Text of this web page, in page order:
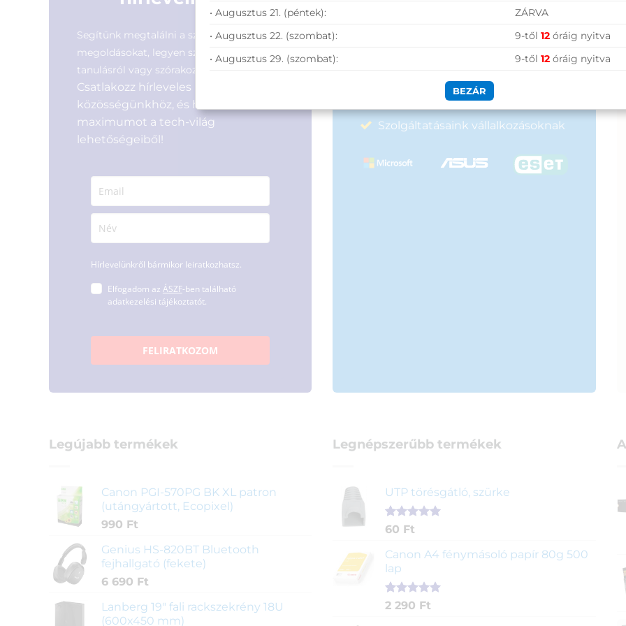
1
Segítünk megtalálni a számodra legjobb
megoldásokat, legyen szó munkáról,
tanulásról vagy szórakozásról!
Csatlakozz hírleveles
közösségünkhöz, és hozd ki a
maximumot a tech-világ
lehetőségeiből!
Hírlevelünkről bármikor leiratkozhatsz.
Elfogadom az ÁSZF-ben található
adatkezelési tájékoztatót.
FELIRATKOZOM
50 000 Ft felett ingyenes szállítás
Szolgáltatásaink vállalkozásoknak
Legújabb termékek
Canon PGI-570PG BK XL patron
(utángyártott, Ecopixel)
990 Ft
Genius HS-820BT Bluetooth
fejhallgató (fekete)
6 690 Ft
Lanberg 19" fali rackszekrény 18U
(600x450 mm)
Legnépszerűbb termékek
UTP törésgátló, szürke
Értékelés
ből,
1
értékelés
alapján
60 Ft
Canon A4 fénymásoló papír 80g 500
lap
Értékelés
2
2 290 Ft
• Augusztus 21. (péntek):
ZÁRVA
• Augusztus 22. (szombat):
9-től 12óráig nyitva
• Augusztus 29. (szombat):
9-től 12óráig nyitva
BEZÁR